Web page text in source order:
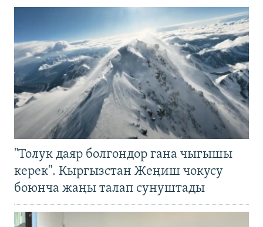
"Толук даяр болгондор гана чыгышы
керек". Кыргызстан Жеңиш чокусу
боюнча жаңы талап сунуштады